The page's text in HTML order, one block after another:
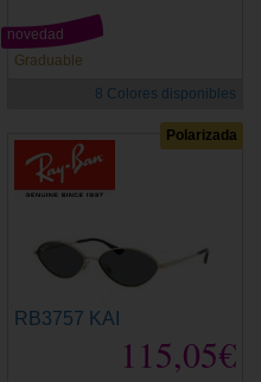
Graduable
novedad
8 Colores disponibles
Polarizada
RB3757 KAI
115,05€